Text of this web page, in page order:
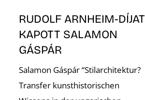
RUDOLF ARNHEIM-DÍJAT
KAPOTT SALAMON
GÁSPÁR
Salamon Gáspár “Stilarchitektur?
Transfer kunsthistorischen